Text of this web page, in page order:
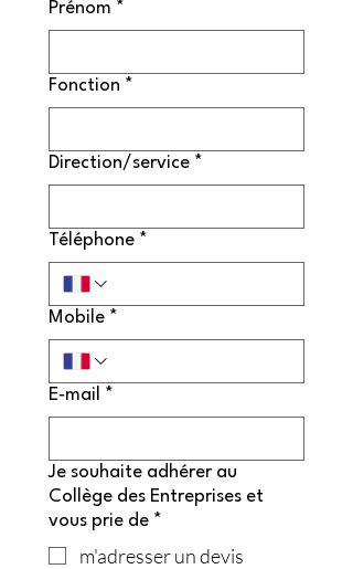
Prénom *
Fonction *
Direction/service *
Téléphone *
Mobile *
E‑mail *
Je souhaite adhérer au
Collège des Entreprises et
vous prie de *
m'adresser un devis